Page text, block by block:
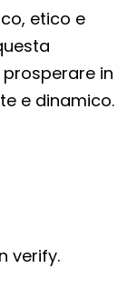
etico e
in
e dinamico.
verify.